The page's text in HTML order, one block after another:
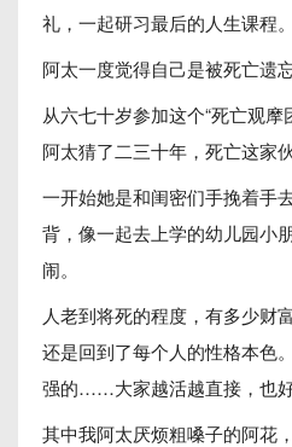
礼，一起研习最后的人生课程。
阿太一度觉得自己是被死亡遗忘
从六七十岁参加这个“死亡观
阿太猜了二三十年，死亡这家
一开始她是和闺密们手挽着手
背，像一起去上学的幼儿园小
闹。
人老到将死的程度，有多少财
还是回到了每个人的性格本色
强的……大家越活越直接，也好
其中我阿太厌烦粗嗓子的阿花